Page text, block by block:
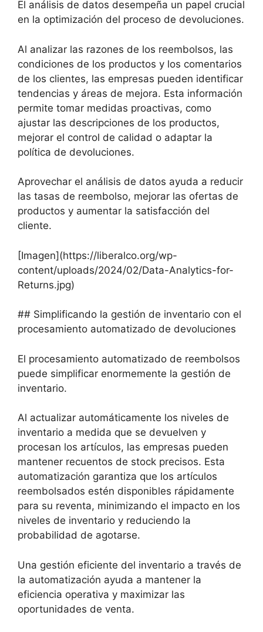
El análisis de datos desempeña un papel crucial
en la optimización del proceso de devoluciones.
Al analizar las razones de los reembolsos, las
condiciones de los productos y los comentarios
de los clientes, las empresas pueden identificar
tendencias y áreas de mejora. Esta información
permite tomar medidas proactivas, como
ajustar las descripciones de los productos,
mejorar el control de calidad o adaptar la
política de devoluciones.
Aprovechar el análisis de datos ayuda a reducir
las tasas de reembolso, mejorar las ofertas de
productos y aumentar la satisfacción del
cliente.
[Imagen](https://liberalco.org/wp-
content/uploads/2024/02/Data-Analytics-for-
Returns.jpg)
## Simplificando la gestión de inventario con el
procesamiento automatizado de devoluciones
El procesamiento automatizado de reembolsos
puede simplificar enormemente la gestión de
inventario.
Al actualizar automáticamente los niveles de
inventario a medida que se devuelven y
procesan los artículos, las empresas pueden
mantener recuentos de stock precisos. Esta
automatización garantiza que los artículos
reembolsados estén disponibles rápidamente
para su reventa, minimizando el impacto en los
niveles de inventario y reduciendo la
probabilidad de agotarse.
Una gestión eficiente del inventario a través de
la automatización ayuda a mantener la
eficiencia operativa y maximizar las
oportunidades de venta.